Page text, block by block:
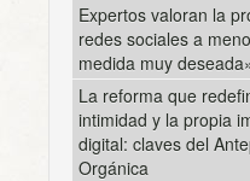
Expertos valoran la
redes sociales a
medida muy
La reforma que
intimidad y la propia
digital: claves del
Orgánica